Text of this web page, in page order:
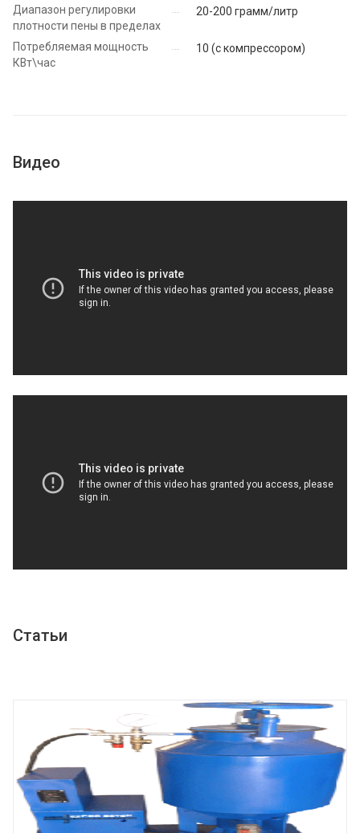
Диапазон регулировки
плотности пены в пределах
20-200 грамм/литр
Потребляемая мощность
КВт\час
10 (с компрессором)
Видео
Статьи